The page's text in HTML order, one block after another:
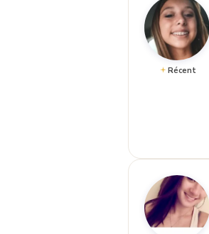
Récent